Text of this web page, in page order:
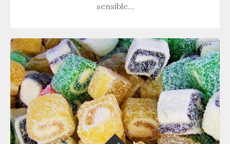
sensible…